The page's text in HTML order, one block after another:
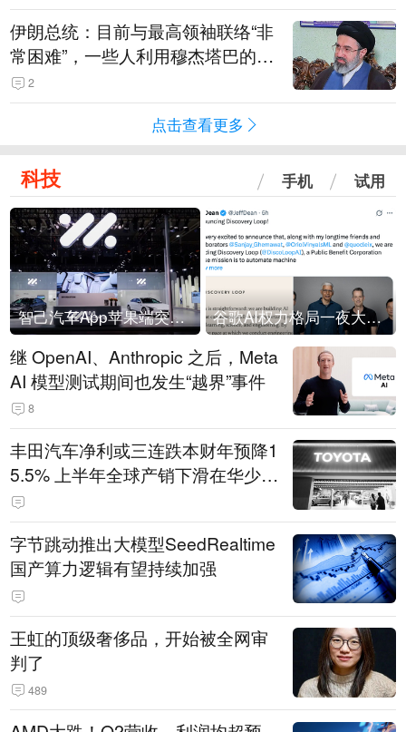
伊朗总统：目前与最高领袖联络“非
常困难”，一些人利用穆杰塔巴的正
常决策过程在伊朗内部制造分歧
2
点击查看更多
科技 手机 试用
智己汽车App苹果端突然“下架” 谷歌AI权力格局一夜大洗牌
继 OpenAI、Anthropic 之后，Meta
AI 模型测试期间也发生“越界”事件
8
丰田汽车净利或三连跌本财年预降1
5.5% 上半年全球产销下滑在华少卖
14.3万辆
字节跳动推出大模型SeedRealtime
国产算力逻辑有望持续加强
王虹的顶级奢侈品，开始被全网审
判了
489